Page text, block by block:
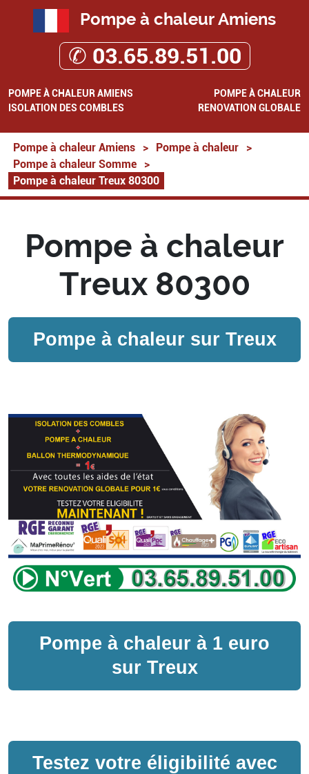
Pompe à chaleur Amiens
✆ 03.65.89.51.00
POMPE À CHALEUR AMIENS
POMPE À CHALEUR
ISOLATION DES COMBLES
RENOVATION GLOBALE
Pompe à chaleur Amiens > Pompe à chaleur
>
Pompe à chaleur Somme
>
Pompe à chaleur Treux 80300
Pompe à chaleur
Treux 80300
Pompe à chaleur sur Treux
Pompe à chaleur à 1 euro
sur Treux
Testez votre éligibilité avec